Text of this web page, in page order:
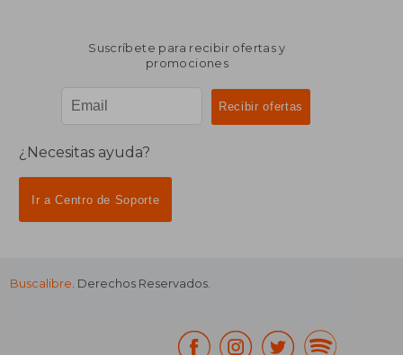
Suscríbete para recibir ofertas y
promociones
¿Necesitas ayuda?
Ir a Centro de Soporte
Buscalibre. Derechos Reservados.